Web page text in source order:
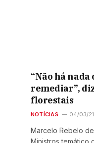
“Não há
remediar”,
florestais
NOTÍCIAS 04/03/
Marcelo Rebelo
Ministros temático